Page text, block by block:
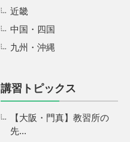
近畿
中国・四国
九州・沖縄
講習トピックス
【大阪・門真】教習所の
先...